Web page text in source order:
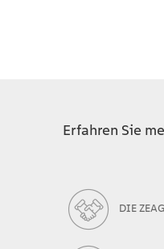
Erfahren Sie
DIE